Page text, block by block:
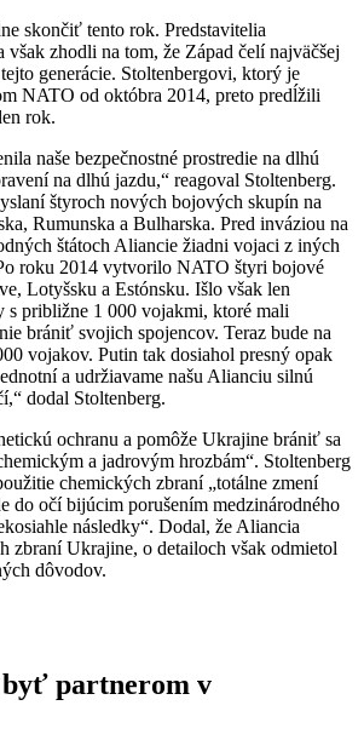
skončiť tento rok. Predstavitelia
však zhodli na tom, že Západ čelí najväčšej
generácie. Stoltenbergovi, ktorý je
NATO od októbra 2014, preto predĺžili
rok.
naše bezpečnostné prostredie na dlhú
na dlhú jazdu,“ reagoval Stoltenberg.
štyroch nových bojových skupín na
Rumunska a Bulharska. Pred inváziou na
štátoch Aliancie žiadni vojaci z iných
roku 2014 vytvorilo NATO štyri bojové
Lotyšsku a Estónsku. Išlo však len
s približne 1 000 vojakmi, ktoré mali
brániť svojich spojencov. Teraz bude na
vojakov. Putin tak dosiahol presný opak
a udržiavame našu Alianciu silnú
dodal Stoltenberg.
ochranu a pomôže Ukrajine brániť sa
a jadrovým hrozbám“. Stoltenberg
chemických zbraní „totálne zmení
do očí bijúcim porušením medzinárodného
následky“. Dodal, že Aliancia
zbraní Ukrajine, o detailoch však odmietol
dôvodov.
byť partnerom v